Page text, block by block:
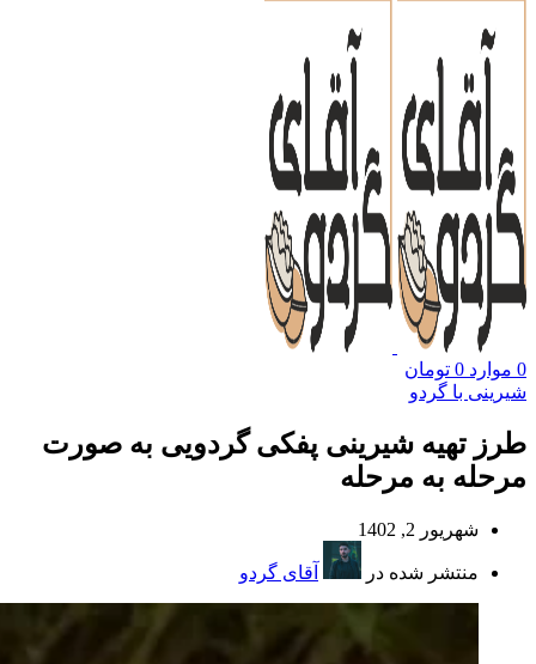
0 موارد 0 تومان
شیرینی با گردو
طرز تهیه شیرینی پفکی گردویی به صورت
مرحله به مرحله
شهریور 2, 1402
منتشر شده در آقای گردو